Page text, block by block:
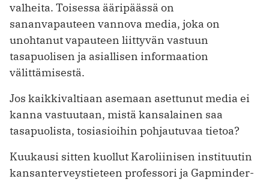
valheita. Toisessa ääripäässä on
sananvapauteen vannova media, joka on
unohtanut vapauteen liittyvän vastuun
tasapuolisen ja asiallisen informaation
välittämisestä.
Jos kaikkivaltiaan asemaan asettunut media ei
kanna vastuutaan, mistä kansalainen saa
tasapuolista, tosiasioihin pohjautuvaa tietoa?
Kuukausi sitten kuollut Karoliinisen instituutin
kansanterveystieteen professori ja Gapminder-